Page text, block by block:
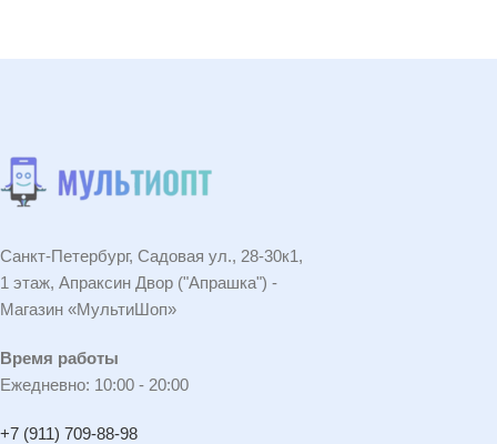
Санкт-Петербург, Садовая ул., 28-30к1,
1 этаж, Апраксин Двор ("Апрашка") -
Магазин «МультиШоп»
Время работы
Ежедневно: 10:00 - 20:00
+7 (911) 709-88-98